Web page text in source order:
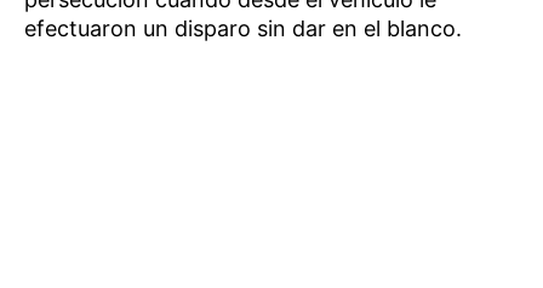
efectuaron un disparo sin dar en el blanco.